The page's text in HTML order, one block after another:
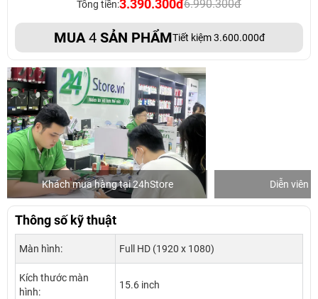
Tổng tiền:3.390.300đ6.990.300đ
MUA4SẢN PHẨMTiết kiệm 3.600.000đ
Khách mua hàng tại 24hStore Diễn viên
Thông số kỹ thuật
Màn hình: Full HD (1920 x 1080)
Kích thước màn
hình:
15.6 inch